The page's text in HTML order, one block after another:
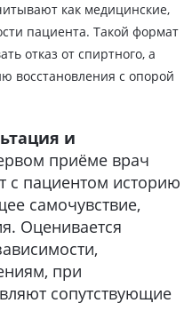
как медицинские,
пациента. Такой формат
отказ от спиртного, а
восстановления с опорой
и
приёме врач
с пациентом историю
самочувствие,
Оценивается
при
сопутствующие